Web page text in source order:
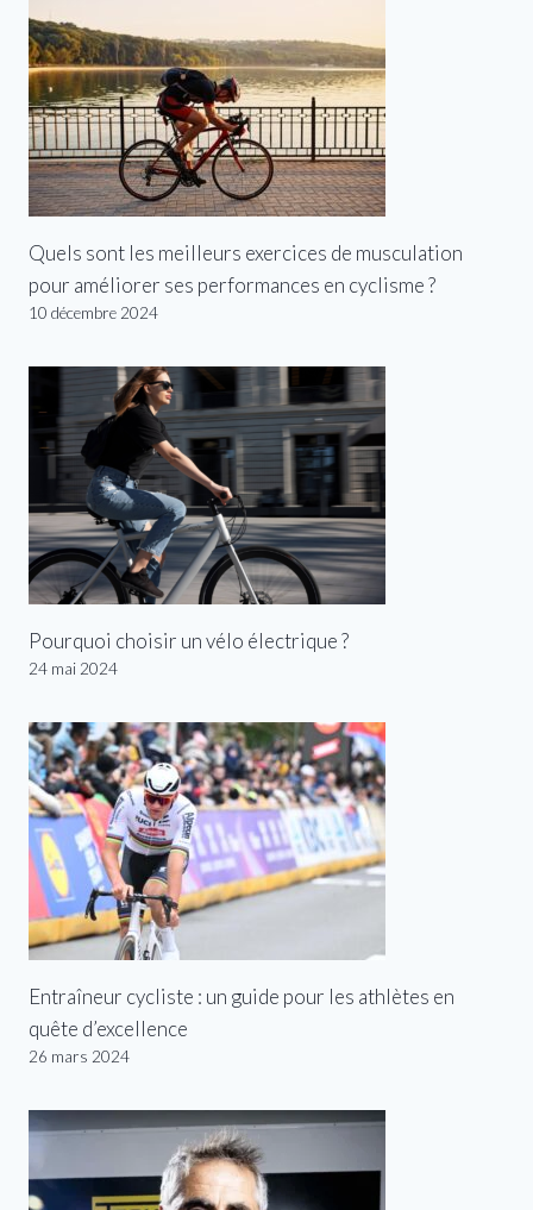
Quels sont les meilleurs exercices de musculation
pour améliorer ses performances en cyclisme ?
10 décembre 2024
Pourquoi choisir un vélo électrique ?
24 mai 2024
Entraîneur cycliste : un guide pour les athlètes en
quête d’excellence
26 mars 2024